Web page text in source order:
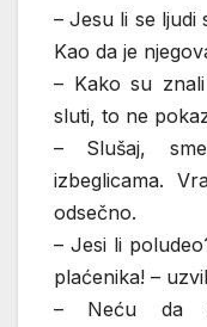
– Jesu li se ljudi
Kao da je
– Kako su
sluti, to ne
– Slušaj,
izbeglicama.
odsečno.
– Jesi li
plaćenika! –
– Neću da